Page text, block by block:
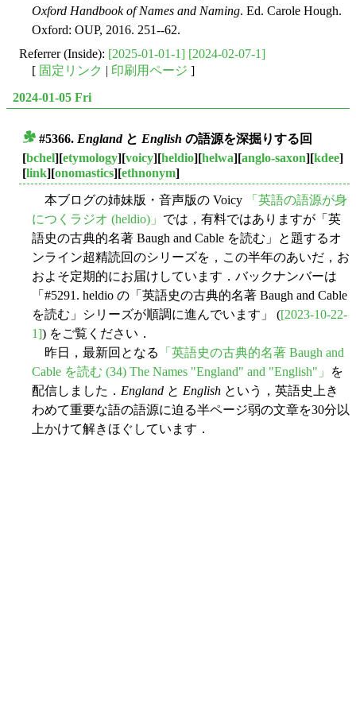
Oxford Handbook of Names and Naming. Ed. Carole Hough.
Oxford: OUP, 2016. 251--62.
Referrer (Inside): [2025-01-01-1] [2024-02-07-1]
[ 固定リンク | 印刷用ページ ]
2024-01-05 Fri
#5366. Englandと English の語源を深掘りする回
[bchel][etymology][voicy][heldio][helwa][anglo-saxon][kdee]
[link][onomastics][ethnonym]
本ブログの姉妹版・音声版の Voicy
「英語の語源が身
につくラジオ (heldio)」 では，有料ではありますが「英
語史の古典的名著 Baugh and Cable を読む」と題するオ
ンライン超精読回のシリーズを，この半年のあいだ，お
およそ定期的にお届けしています．バックナンバーは
「#5291. heldio の「英語史の古典的名著 Baugh and Cable
を読む」シリーズが順調に進んでいます」 ([2023-10-22-
1]) をご覧ください．
昨日，最新回となる
「英語史の古典的名著 Baugh and
Cable を読む (34) The Names "England" and "English"」
を
配信しました． England と English という，英語史上き
わめて重要な語の語源に迫る半ページ弱の文章を30分以
上かけて解きほぐしています．